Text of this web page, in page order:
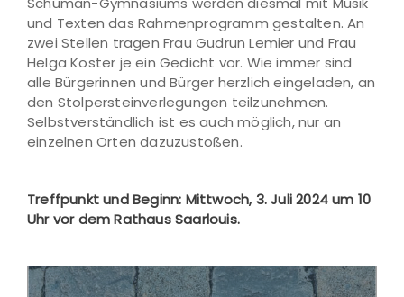
und Texten das Rahmenprogramm gestalten. An
zwei Stellen tragen Frau Gudrun Lemier und Frau
Helga Koster je ein Gedicht vor. Wie immer sind
alle Bürgerinnen und Bürger herzlich eingeladen, an
den Stolpersteinverlegungen teilzunehmen.
Selbstverständlich ist es auch möglich, nur an
einzelnen Orten dazuzustoßen.
Treffpunkt und Beginn: Mittwoch, 3. Juli 2024 um 10
Uhr vor dem Rathaus Saarlouis.